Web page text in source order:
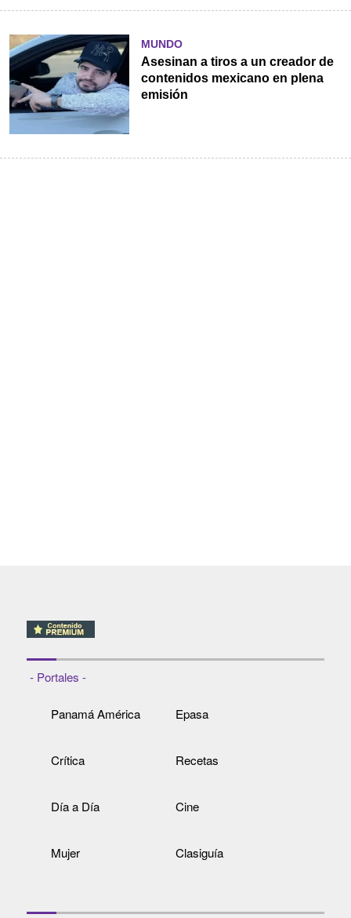
MUNDO
Asesinan a tiros a un creador de
contenidos mexicano en plena
emisión
- Portales -
Panamá América Epasa
Crítica Recetas
Día a Día Cine
Mujer Clasiguía